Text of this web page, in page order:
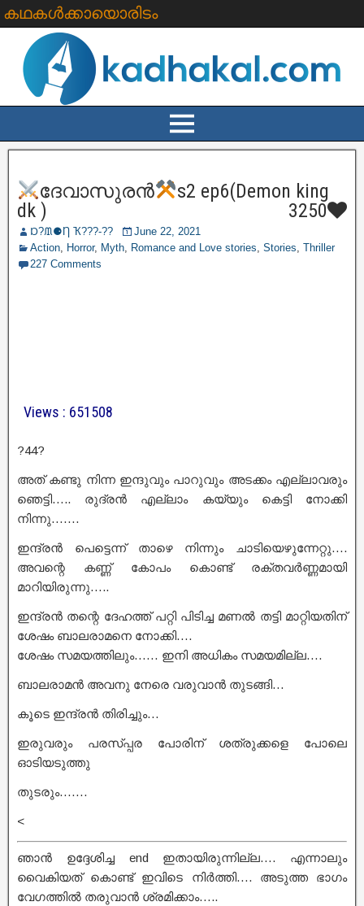
കഥകൾക്കായൊരിടം
ദേവാസുരൻ
s2 ep6(Demon king
dk )
3250
Ɒ?ᙢ⚈Ƞ Ҡ???‐??
June 22, 2021
Action Horror, Myth Romance and Love stories Stories Thriller
227 Comments
Views : 651508
?44?
അത് കണ്ടു നിന്ന ഇന്ദുവും പാറുവും അടക്കം എല്ലാവരും
ഞെട്ടി….. രുദ്രൻ എല്ലാം കയ്യും കെട്ടി നോക്കി
നിന്നു…….
ഇന്ദ്രൻ പെട്ടെന്ന് താഴെ നിന്നും ചാടിയെഴുന്നേറ്റു….
അവന്റെ കണ്ണ് കോപം കൊണ്ട് രക്തവർണ്ണമായി
മാറിയിരുന്നു…..
ഇന്ദ്രൻ തന്റെ ദേഹത്ത് പറ്റി പിടിച്ച മണൽ തട്ടി മാറ്റിയതിന്
ശേഷം ബാലരാമനെ നോക്കി….
ശേഷം സമയത്തിലും…… ഇനി അധികം സമയമില്ല….
ബാലരാമൻ അവനു നേരെ വരുവാൻ തുടങ്ങി…
കൂടെ ഇന്ദ്രൻ തിരിച്ചും…
ഇരുവരും പരസ്പ്പര പോരിന് ശത്രുക്കളെ പോലെ
ഓടിയടുത്തു
തുടരും…….
<
ഞാൻ ഉദ്ദേശിച്ച end ഇതായിരുന്നില്ല…. എന്നാലും
വൈകിയത് കൊണ്ട് ഇവിടെ നിർത്തി…. അടുത്ത ഭാഗം
വേഗത്തിൽ തരുവാൻ ശ്രമിക്കാം…..